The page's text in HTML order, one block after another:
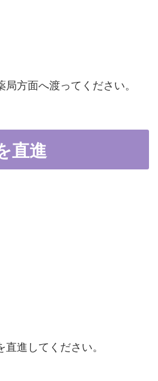
方面へ渡ってください。
直進
進してください。